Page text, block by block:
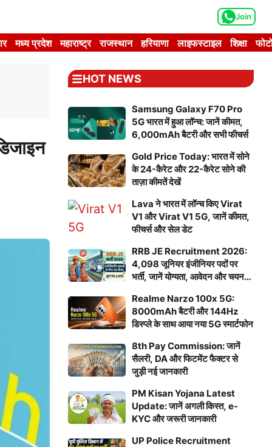
Join
मध्य प्रदेश महाराष्ट्र राजस्थान हरियाणा लाइफस्टाइल शिक्षा
HOT NEWS
Samsung Galaxy F70 Pro
5G भारत में हुआ लॉन्च: जानें कीमत,
6,000mAh बैटरी और सभी फीचर्स
Gold Price Today: भारत में सोने
के 24-कैरेट और 22-कैरेट सोने की
ताज़ा कीमतें देखें
Lava ने भारत में लॉन्च किए Virat
V1 और Virat V1 5G, जानें कीमत,
फीचर्स और सेल डेट
RRB JE Recruitment 2026:
4,098 जूनियर इंजीनियर पदों पर
भर्ती, जानें योग्यता, आवेदन और चयन
Realme Narzo 100x 5G:
8000mAh बैटरी और 144Hz
डिस्प्ले के साथ आया नया 5G स्मार्टफोन
8th Pay Commission: जानें
सैलरी, DA और फिटमेंट फैक्टर से
जुड़ी नई जानकारी
PM Kisan Yojana Latest
Update: जानें अगली किस्त, e-
KYC और जरूरी जानकारी
UP Police Recruitment